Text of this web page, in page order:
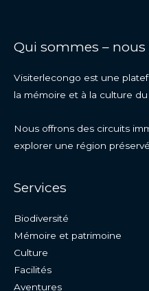
Qui sommes – nous
Visiterlecongo est une
la mémoire et à la culture du
Nous offrons des circuits
explorer une région
Services
Biodiversité
Mémoire et patrimoine
Culture
Facilités
Aventures